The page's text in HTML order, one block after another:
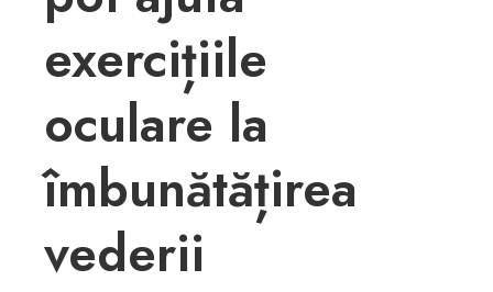
exercițiile
oculare la
îmbunătățirea
vederii